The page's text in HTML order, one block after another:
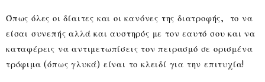
Όπως όλες οι δίαιτες και οι κανόνες της διατροφής, το να
είσαι συνεπής αλλά και αυστηρός με τον εαυτό σου και να
καταφέρεις να αντιμετωπίσεις τον πειρασμό σε ορισμένα
τρόφιμα (όπως γλυκά) είναι το κλειδί για την επιτυχία!